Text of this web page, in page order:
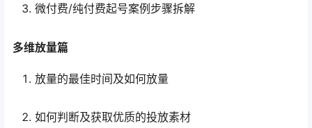
微付费/纯付费起号案例步骤拆解
多维放量篇
放量的最佳时间及如何放量
如何判断及获取优质的投放素材